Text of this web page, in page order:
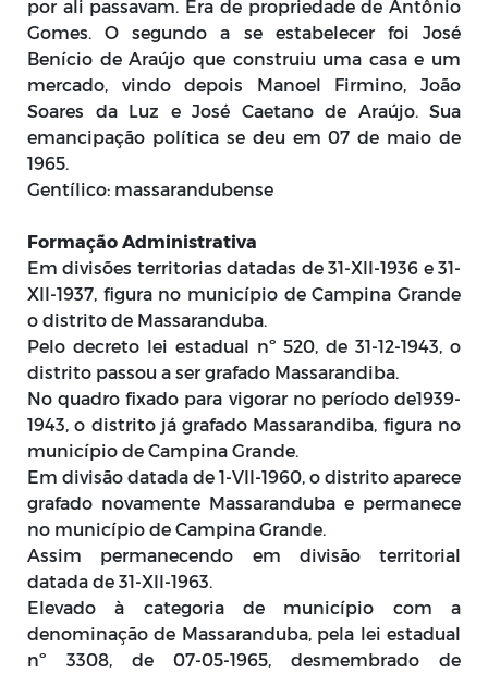
por ali passavam. Era de propriedade de Antônio
Gomes. O segundo a se estabelecer foi José
Benício de Araújo que construiu uma casa e um
mercado, vindo depois Manoel Firmino, João
Soares da Luz e José Caetano de Araújo. Sua
emancipação política se deu em 07 de maio de
1965.
Gentílico: massarandubense
Formação Administrativa
Em divisões territorias datadas de 31-XII-1936 e 31-
XII-1937, figura no município de Campina Grande
o distrito de Massaranduba.
Pelo decreto lei estadual nº 520, de 31-12-1943, o
distrito passou a ser grafado Massarandiba.
No quadro fixado para vigorar no período de1939-
1943, o distrito já grafado Massarandiba, figura no
município de Campina Grande.
Em divisão datada de 1-VII-1960, o distrito aparece
grafado novamente Massaranduba e permanece
no município de Campina Grande.
Assim permanecendo em divisão territorial
datada de 31-XII-1963.
Elevado à categoria de município com a
denominação de Massaranduba, pela lei estadual
nº 3308, de 07-05-1965, desmembrado de